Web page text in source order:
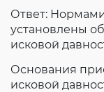
Ответ:
установлены
исковой
Основания
исковой